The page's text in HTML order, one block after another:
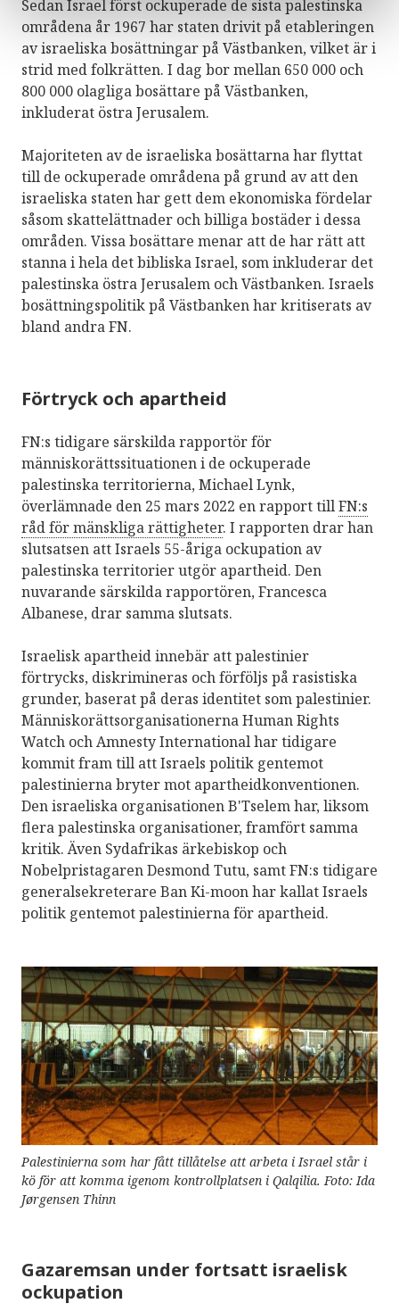
Sedan Israel först ockuperade de sista palestinska
områdena år 1967 har staten drivit på etableringen
av israeliska bosättningar på Västbanken, vilket är i
strid med folkrätten. I dag bor mellan 650 000 och
800 000 olagliga bosättare på Västbanken,
inkluderat östra Jerusalem.
Majoriteten av de israeliska bosättarna har flyttat
till de ockuperade områdena på grund av att den
israeliska staten har gett dem ekonomiska fördelar
såsom skattelättnader och billiga bostäder i dessa
områden. Vissa bosättare menar att de har rätt att
stanna i hela det bibliska Israel, som inkluderar det
palestinska östra Jerusalem och Västbanken. Israels
bosättningspolitik på Västbanken har kritiserats av
bland andra FN.
Förtryck och apartheid
FN:s tidigare särskilda rapportör för
människorättssituationen i de ockuperade
palestinska territorierna, Michael Lynk,
överlämnade den 25 mars 2022 en rapport tillFN:s
råd för mänskliga rättigheter. I rapporten drar han
slutsatsen att Israels 55-åriga ockupation av
palestinska territorier utgör apartheid. Den
nuvarande särskilda rapportören, Francesca
Albanese, drar samma slutsats.
Israelisk apartheid innebär att palestinier
förtrycks, diskrimineras och förföljs på rasistiska
grunder, baserat på deras identitet som palestinier.
Människorättsorganisationerna Human Rights
Watch och Amnesty International har tidigare
kommit fram till att Israels politik gentemot
palestinierna bryter mot apartheidkonventionen.
Den israeliska organisationen B'Tselem har, liksom
flera palestinska organisationer, framfört samma
kritik. Även Sydafrikas ärkebiskop och
Nobelpristagaren Desmond Tutu, samt FN:s tidigare
generalsekreterare Ban Ki-moon har kallat Israels
politik gentemot palestinierna för apartheid.
Palestinierna som har fått tillåtelse att arbeta i Israel står i
kö för att komma igenom kontrollplatsen i Qalqilia. Foto: Ida
Jørgensen Thinn
Gazaremsan under fortsatt israelisk
ockupation